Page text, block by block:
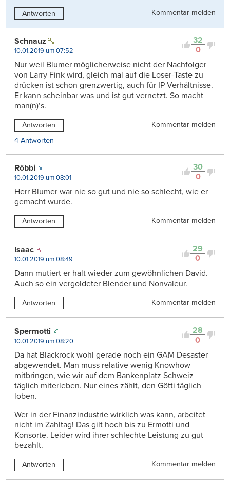
Antworten Kommentar melden
32
0
Schnauz
10.01.2019 um 07:52
Nur weil Blumer möglicherweise nicht der Nachfolger
von Larry Fink wird, gleich mal auf die Loser-Taste zu
drücken ist schon grenzwertig, auch für IP Verhältnisse.
Er kann scheinbar was und ist gut vernetzt. So macht
man(n)‘s.
Antworten
Kommentar melden
4 Antworten
30
0
Röbbi
10.01.2019 um 08:01
Herr Blumer war nie so gut und nie so schlecht, wie er
gemacht wurde.
Antworten Kommentar melden
29
0
Isaac
10.01.2019 um 08:49
Dann mutiert er halt wieder zum gewöhnlichen David.
Auch so ein vergoldeter Blender und Nonvaleur.
Antworten Kommentar melden
28
0
Spermotti
10.01.2019 um 08:20
Da hat Blackrock wohl gerade noch ein GAM Desaster
abgewendet. Man muss relative wenig Knowhow
mitbringen, wie wir auf dem Bankenplatz Schweiz
täglich miterleben. Nur eines zählt, den Götti täglich
loben.
Wer in der Finanzindustrie wirklich was kann, arbeitet
nicht im Zahltag! Das gilt hoch bis zu Ermotti und
Konsorte. Leider wird ihrer schlechte Leistung zu gut
bezahlt.
Antworten Kommentar melden